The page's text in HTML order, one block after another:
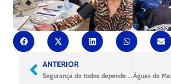
ANTERIOR
Segurança de todos depende de cada um